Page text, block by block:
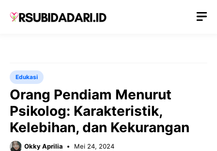
Edukasi
Orang Pendiam Menurut
Psikolog: Karakteristik,
Kelebihan, dan Kekurangan
Okky Aprilia Mei 24, 2024